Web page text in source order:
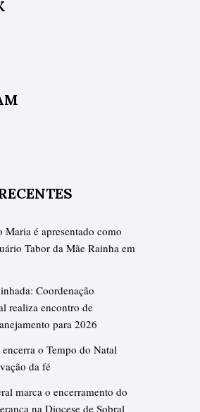
Maria é apresentado como
Tabor da Mãe Rainha em
Coordenação
realiza encontro de
para 2026
o Tempo do Natal
da fé
marca o encerramento do
na Diocese de Sobral